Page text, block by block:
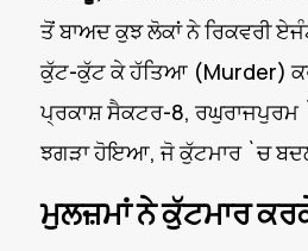
ਤੋਂ ਬਾਅਦ ਕੁਝ ਲੋਕਾਂ ਨੇ ਰਿਕਵਰੀ
ਕੁੱਟ-ਕੁੱਟ ਕੇ ਹੱਤਿਆ (Murder)
ਪ੍ਰਕਾਸ਼ ਸੈਕਟਰ-8, ਰਘੁਰਾਜਪੁਰਮ
ਝਗੜਾ ਹੋਇਆ, ਜੋ ਕੁੱਟਮਾਰ `ਚ
ਮੁਲਜ਼ਮਾਂ ਨੇ ਕੁੱਟਮਾਰ